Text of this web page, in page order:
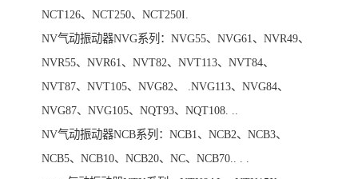
NCT126、NCT250、NCT250I.
NV气动振动器NVG系列：NVG55、NVG61、NVR49、
NVR55、NVR61、NVT82、NVT113、NVT84、
NVT87、NVT105、NVG82、 .NVG113、NVG84、
NVG87、NVG105、NQT93、NQT108. ..
NV气动振动器NCB系列：NCB1、NCB2、NCB3、
NCB5、NCB10、NCB20、NC、NCB70.. . .